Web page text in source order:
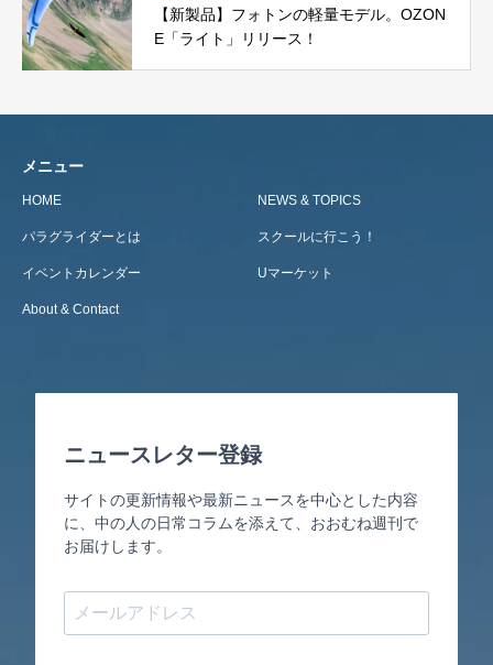
【新製品】フォトンの軽量モデル。OZON
E「ライト」リリース！
メニュー
HOME NEWS & TOPICS
パラグライダーとは スクールに行こう！
イベントカレンダー Uマーケット
About & Contact
ニュースレター登録
サイトの更新情報や最新ニュースを中心とした内容
に、中の人の日常コラムを添えて、おおむね週刊で
お届けします。